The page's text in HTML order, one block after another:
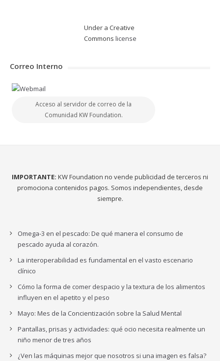
Under a Creative
Commons license
Correo Interno
Acceso al servidor de correo de la
Comunidad KW Foundation.
IMPORTANTE: KW Foundation no vende publicidad de terceros ni
promociona contenidos pagos. Somos independientes, desde
siempre.
Omega-3 en el pescado: De qué manera el consumo de
pescado ayuda al corazón.
La interoperabilidad es fundamental en el vasto escenario
clínico
Cómo la forma de comer despacio y la textura de los alimentos
influyen en el apetito y el peso
Mayo: Mes de la Concientización sobre la Salud Mental
Pantallas, prisas y actividades: qué ocio necesita realmente un
niño menor de tres años
¿Ven las máquinas mejor que nosotros si una imagen es falsa?